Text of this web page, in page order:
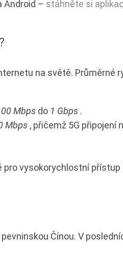
Android – stáhněte si
na světě.
Mbps do 1 Gbps .
Mbps , přičemž 5G připojení
vysokorychlostní přístup
Čínou. V